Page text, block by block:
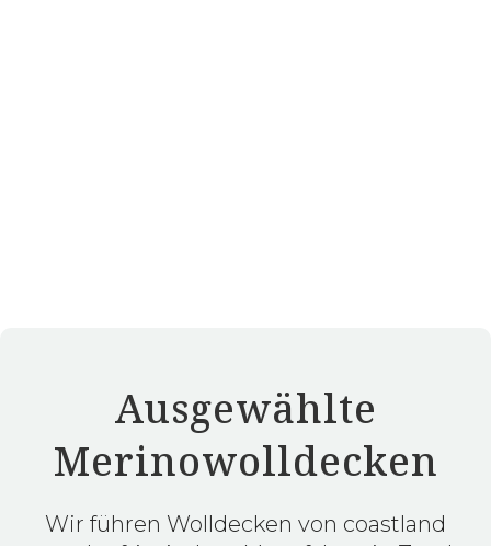
Ausgewählte
Merinowolldecken
Wir führen Wolldecken von coastland